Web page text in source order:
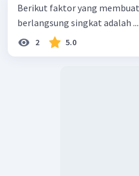
Berikut faktor yang
berlangsung singkat adalah ....
2 5.0